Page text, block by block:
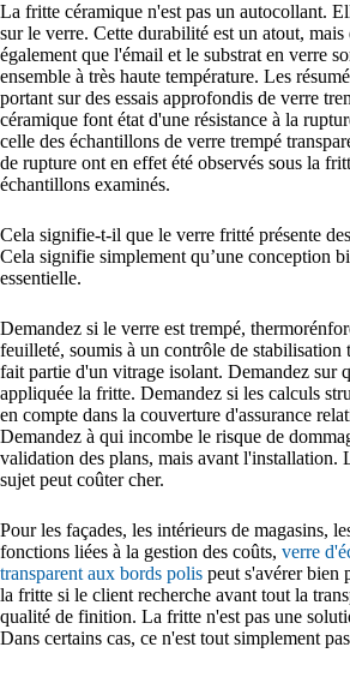
La fritte céramique n'est pas un autocollant.
sur le verre. Cette durabilité est un atout,
également que l'émail et le substrat en verre
ensemble à très haute température. Les
portant sur des essais approfondis de verre
céramique font état d'une résistance à la
celle des échantillons de verre trempé
de rupture ont en effet été observés sous la
échantillons examinés.
Cela signifie-t-il que le verre fritté présente
Cela signifie simplement qu’une conception
essentielle.
Demandez si le verre est trempé,
feuilleté, soumis à un contrôle de stabilisation
fait partie d'un vitrage isolant. Demandez sur
appliquée la fritte. Demandez si les calculs
en compte dans la couverture d'assurance
Demandez à qui incombe le risque de
validation des plans, mais avant l'installation.
sujet peut coûter cher.
Pour les façades, les intérieurs de magasins,
fonctions liées à la gestion des coûts, verre
transparent aux bords polis peut s'avérer bien
la fritte si le client recherche avant tout la
qualité de finition. La fritte n'est pas une
Dans certains cas, ce n'est tout simplement